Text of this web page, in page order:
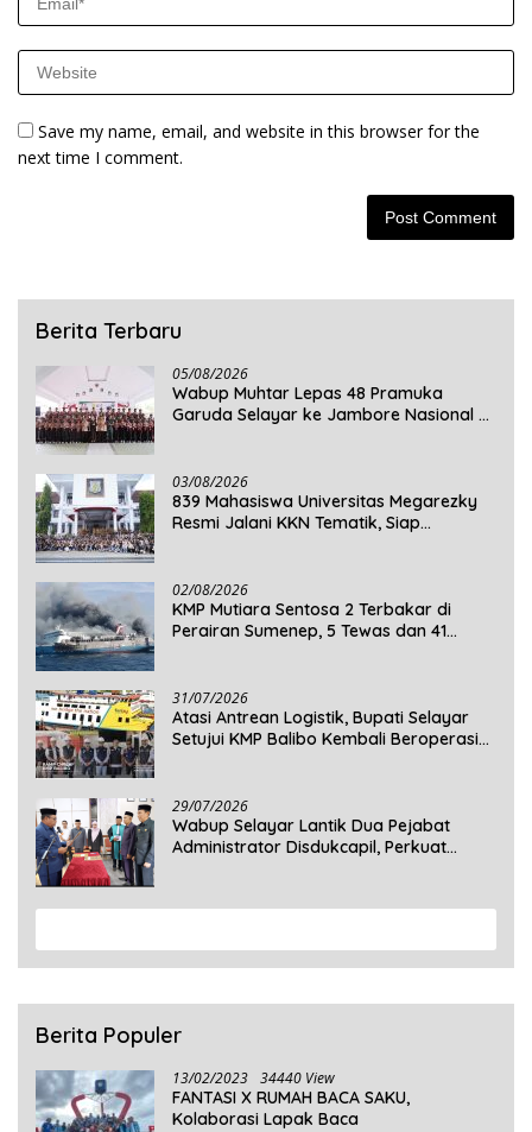
Save my name, email, and website in this browser for the
next time I comment.
Berita Terbaru
05/08/2026
Wabup Muhtar Lepas 48 Pramuka
Garuda Selayar ke Jambore Nasional XII
03/08/2026
839 Mahasiswa Universitas Megarezky
Resmi Jalani KKN Tematik, Siap
02/08/2026
KMP Mutiara Sentosa 2 Terbakar di
Perairan Sumenep, 5 Tewas dan 41
31/07/2026
Atasi Antrean Logistik, Bupati Selayar
Setujui KMP Balibo Kembali Beroperasi
29/07/2026
Wabup Selayar Lantik Dua Pejabat
Administrator Disdukcapil, Perkuat
Berita Populer
13/02/2023 34440 View
FANTASI X RUMAH BACA SAKU,
Kolaborasi Lapak Baca